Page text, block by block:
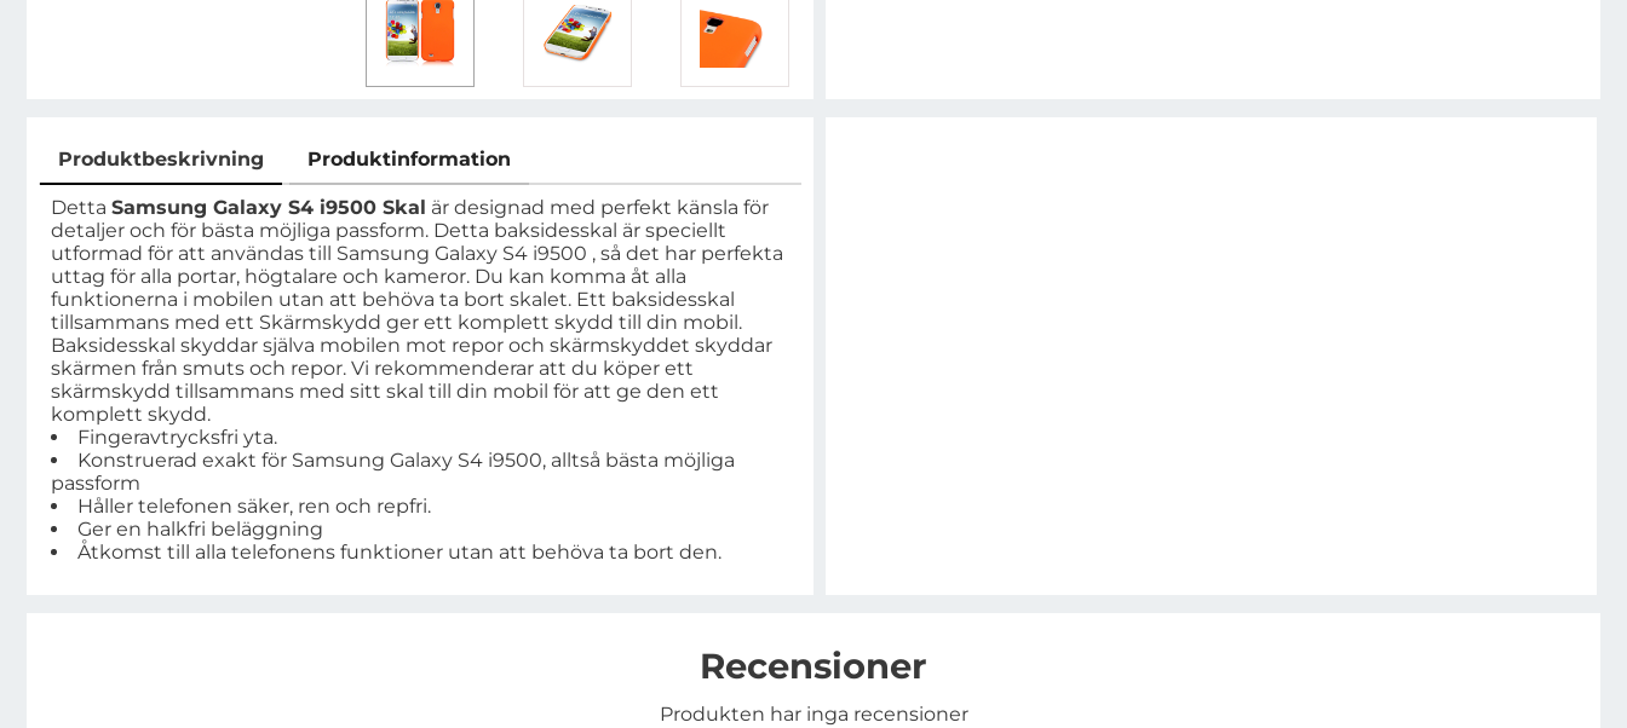
Produktbeskrivning Produktinformation
Produktbeskrivning
Detta Samsung Galaxy S4 i9500 Skal är designad med perfekt känsla för
detaljer och för bästa möjliga passform. Detta baksidesskal är speciellt
utformad för att användas till Samsung Galaxy S4 i9500 , så det har perfekta
uttag för alla portar, högtalare och kameror. Du kan komma åt alla
funktionerna i mobilen utan att behöva ta bort skalet. Ett baksidesskal
tillsammans med ett Skärmskydd ger ett komplett skydd till din mobil.
Baksidesskal skyddar själva mobilen mot repor och skärmskyddet skyddar
skärmen från smuts och repor. Vi rekommenderar att du köper ett
skärmskydd tillsammans med sitt skal till din mobil för att ge den ett
komplett skydd.
Fingeravtrycksfri yta.
Konstruerad exakt för Samsung Galaxy S4 i9500, alltså bästa möjliga
passform
Håller telefonen säker, ren och repfri.
Ger en halkfri beläggning
Åtkomst till alla telefonens funktioner utan att behöva ta bort den.
Recensioner
Produkten har inga recensioner